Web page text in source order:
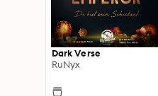
Dark Verse
RuNyx